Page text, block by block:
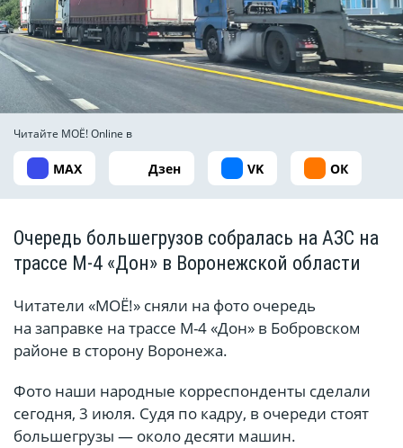
Читайте МОЁ! Online в
MAX Дзен VK ОК
Очередь большегрузов собралась на АЗС на
трассе М-4 «Дон» в Воронежской области
Читатели «МОЁ!» сняли на фото очередь
на заправке на трассе М-4 «Дон» в Бобровском
районе в сторону Воронежа.
Фото наши народные корреспонденты сделали
сегодня, 3 июля. Судя по кадру, в очереди стоят
большегрузы — около десяти машин.